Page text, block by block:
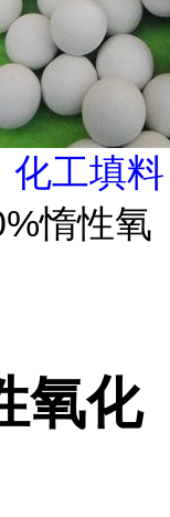
化工填料
惰性氧
氧化